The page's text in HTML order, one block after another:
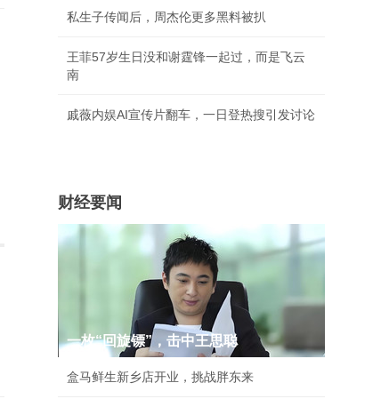
私生子传闻后，周杰伦更多黑料被扒
王菲57岁生日没和谢霆锋一起过，而是飞云
南
戚薇内娱AI宣传片翻车，一日登热搜引发讨论
财经要闻
一枚“回旋镖”，击中王思聪
盒马鲜生新乡店开业，挑战胖东来